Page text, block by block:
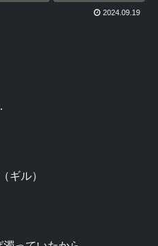
2024.09.19
ギル）